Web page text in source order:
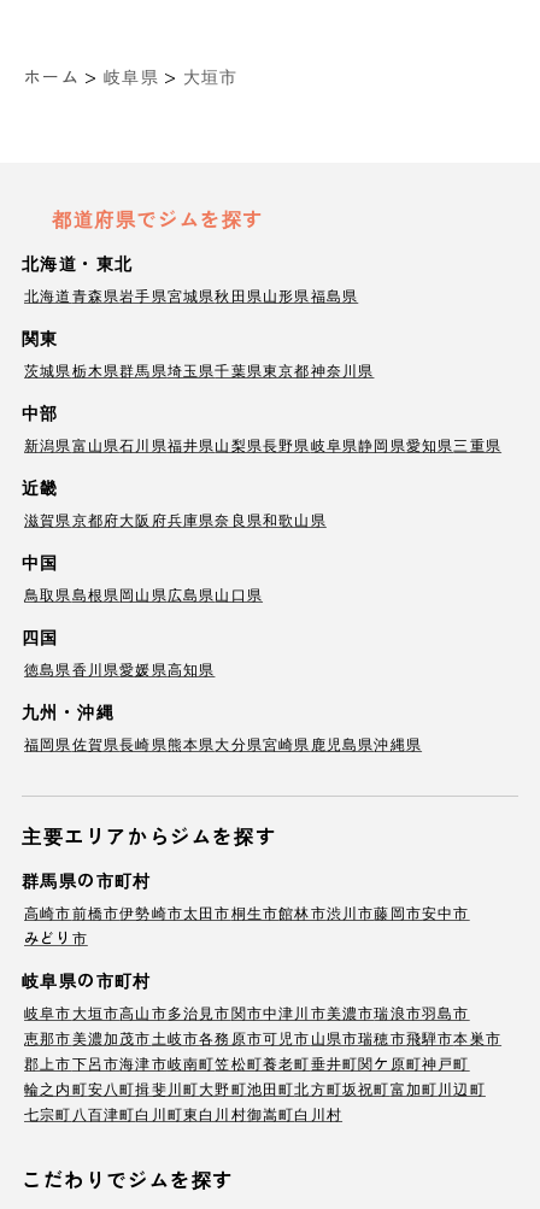
ホーム > 岐阜県 > 大垣市
都道府県でジムを探す
北海道・東北
北海道青森県岩手県宮城県秋田県山形県福島県
関東
茨城県栃木県群馬県埼玉県千葉県東京都神奈川県
中部
新潟県富山県石川県福井県山梨県長野県岐阜県静岡県愛知県三重県
近畿
滋賀県京都府大阪府兵庫県奈良県和歌山県
中国
鳥取県島根県岡山県広島県山口県
四国
徳島県香川県愛媛県高知県
九州・沖縄
福岡県佐賀県長崎県熊本県大分県宮崎県 鹿児島県沖縄県
主要エリアからジムを探す
群馬県の市町村
高崎市前橋市伊勢崎市太田市桐生市館林市渋川市藤岡市安中市
みどり市
岐阜県の市町村
岐阜市大垣市高山市多治見市関市中津川市美濃市瑞浪市羽島市
恵那市美濃加茂市土岐市各務原市可児市山県市瑞穂市飛騨市本巣市
郡上市下呂市海津市岐南町笠松町養老町垂井町関ケ原町神戸町
輪之内町安八町揖斐川町大野町池田町北方町坂祝町富加町川辺町
七宗町 八百津町白川町東白川村御嵩町白川村
こだわりでジムを探す